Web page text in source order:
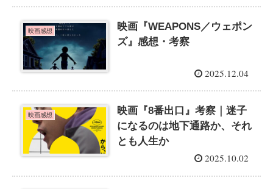
映画感想
映画『WEAPONS／ウェポン
ズ』感想・考察
2025.12.04
映画感想
映画『8番出口』考察｜迷子
になるのは地下通路か、それ
とも人生か
2025.10.02